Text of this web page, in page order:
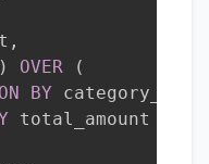
,
) OVER
(
BY category_id
total_amount